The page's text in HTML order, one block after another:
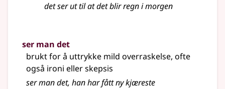
det ser ut til at det blir regn i morgen
ser man det
brukt for å uttrykke mild overraskelse, ofte
også ironi eller skepsis
ser man det, han har fått ny kjæreste